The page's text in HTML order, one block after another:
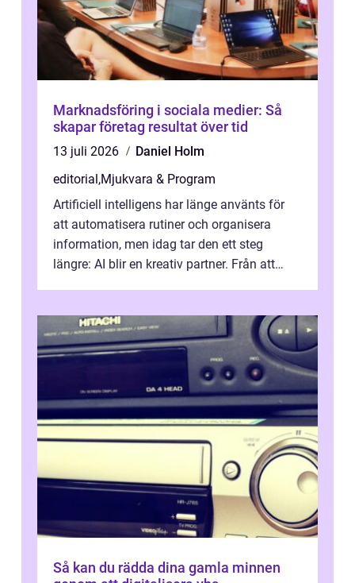
Marknadsföring i sociala medier: Så
skapar företag resultat över tid
13 juli 2026
Daniel Holm
editorial,Mjukvara & Program
Artificiell intelligens har länge använts för
att automatisera rutiner och organisera
information, men idag tar den ett steg
längre: AI blir en kreativ partner. Från att
Så kan du rädda dina gamla minnen